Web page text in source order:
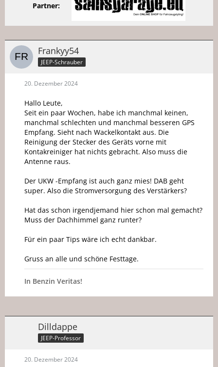
Partner:
Frankyy54
JEEP-Schrauber
20. Dezember 2024
Hallo Leute,
Seit ein paar Wochen, habe ich manchmal keinen,
manchmal schlechten und manchmal besseren GPS
Empfang. Sieht nach Wackelkontakt aus. Die
Reinigung der Stecker des Geräts vorne mit
Kontakreiniger hat nichts gebracht. Also muss die
Antenne raus.
Der UKW -Empfang ist auch ganz mies! DAB geht
super. Also die Stromversorgung des Verstärkers?
Hat das schon irgendjemand hier schon mal gemacht?
Muss der Dachhimmel ganz runter?
Für ein paar Tips wäre ich echt dankbar.
Gruss an alle und schöne Festtage.
In Benzin Veritas!
Dilldappe
JEEP-Professor
20. Dezember 2024